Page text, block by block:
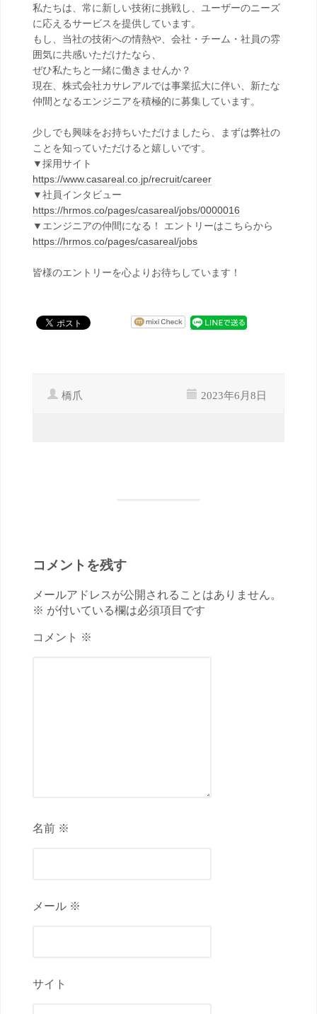
私たちは、常に新しい技術に挑戦し、ユーザーのニーズ
に応えるサービスを提供しています。
もし、当社の技術への情熱や、会社・チーム・社員の雰
囲気に共感いただけたなら、
ぜひ私たちと一緒に働きませんか？
現在、株式会社カサレアルでは事業拡大に伴い、新たな
仲間となるエンジニアを積極的に募集しています。
少しでも興味をお持ちいただけましたら、まずは弊社の
ことを知っていただけると嬉しいです。
▼採用サイト
https://www.casareal.co.jp/recruit/career
▼社員インタビュー
https://hrmos.co/pages/casareal/jobs/0000016
▼エンジニアの仲間になる！ エントリーはこちらから
https://hrmos.co/pages/casareal/jobs
皆様のエントリーを心よりお待ちしています！
橋爪 2023年6月8日
コメントを残す
メールアドレスが公開されることはありません。
※ が付いている欄は必須項目です
コメント ※
名前 ※
メール ※
サイト